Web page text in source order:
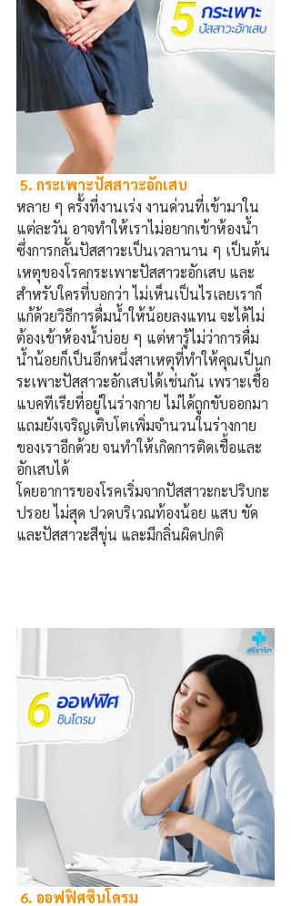
5. กระเพาะปัสสาวะอักเสบ
หลาย ๆ ครั้งที่งานเร่ง งานด่วนที่เข้ามาใน
แต่ละวัน อาจทำให้เราไม่อยากเข้าห้องน้ำ
ซึ่งการกลั้นปัสสาวะเป็นเวลานาน ๆ เป็นต้น
เหตุของโรคกระเพาะปัสสาวะอักเสบ และ
สำหรับใครที่บอกว่า ไม่เห็นเป็นไรเลยเราก็
แก้ด้วยวิธีการดื่มน้ำให้น้อยลงแทน จะได้ไม่
ต้องเข้าห้องน้ำบ่อย ๆ แต่หารู้ไม่ว่าการดื่ม
น้ำน้อยก็เป็นอีกหนึ่งสาเหตุที่ทำให้คุณเป็นก
ระเพาะปัสสาวะอักเสบได้เช่นกัน เพราะเชื้อ
แบคทีเรียที่อยู่ในร่างกาย ไม่ได้ถูกขับออกมา
แถมยังเจริญเติบโตเพิ่มจำนวนในร่างกาย
ของเราอีกด้วย จนทำให้เกิดการติดเชื้อและ
อักเสบได้
โดยอาการของโรคเริ่มจากปัสสาวะกะปริบกะ
ปรอย ไม่สุด ปวดบริเวณท้องน้อย แสบ ขัด
และปัสสาวะสีขุ่น และมีกลิ่นผิดปกติ
6. ออฟฟิศซินโดรม